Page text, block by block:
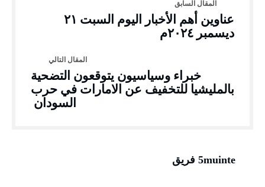
عناوين أهم الأخبار اليوم السبت ٢١
ديسمبر ٢٠٢٤م
خبراء وسياسيون يتوقعون التضحية
بالمليشيا للتخفيف عن الامارات في حرب
السودان
5muinte فريق